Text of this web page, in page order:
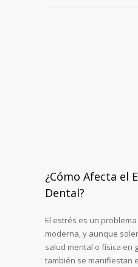
¿Cómo Afecta el
Dental?
El estrés es un
moderna, y aunque
salud mental o física en
también se manifiestan